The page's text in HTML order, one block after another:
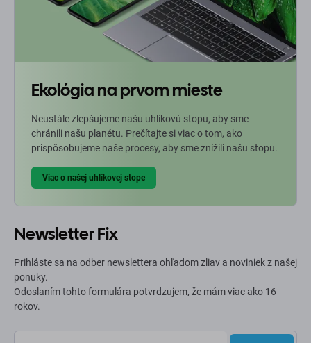
Ekológia na prvom mieste
Neustále zlepšujeme našu uhlíkovú stopu, aby sme
chránili našu planétu. Prečítajte si viac o tom, ako
prispôsobujeme naše procesy, aby sme znížili našu stopu.
Viac o našej uhlíkovej stope
Newsletter Fix
Prihláste sa na odber newslettera ohľadom zliav a noviniek z našej
ponuky.
Odoslaním tohto formulára potvrdzujem, že mám viac ako 16
rokov.